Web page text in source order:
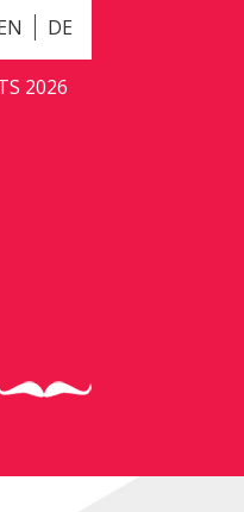
DE
2026